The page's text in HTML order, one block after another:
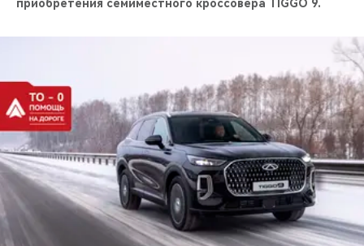
БЛАГОТВОРИТЕЛЬНОСТЬ
CHERY REMOTE
CHERY И СПОРТ
НАШИ МЕРОПРИЯТИЯ
приобретения семиместного кроссовера TIGGO 9.